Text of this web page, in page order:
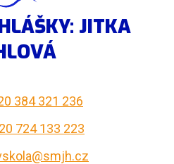
JITKA
384 321 236
724 133 223